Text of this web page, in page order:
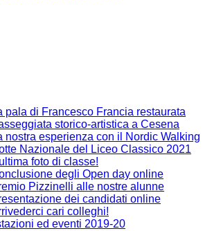
pala di Francesco Francia restaurata
storico-artistica a Cesena
nostra esperienza con il Nordic Walking
Nazionale del Liceo Classico 2021
foto di classe!
degli Open day online
Pizzinelli alle nostre alunne
dei candidati online
cari colleghi!
ed eventi 2019-20